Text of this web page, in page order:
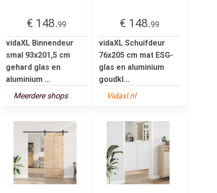
€ 148.99
vidaXL Binnendeur
smal 93x201,5 cm
gehard glas en
aluminium ...
Meerdere shops
€ 148.99
vidaXL Schuifdeur
76x205 cm mat ESG-
glas en aluminium
goudkl...
Vidaxl.nl